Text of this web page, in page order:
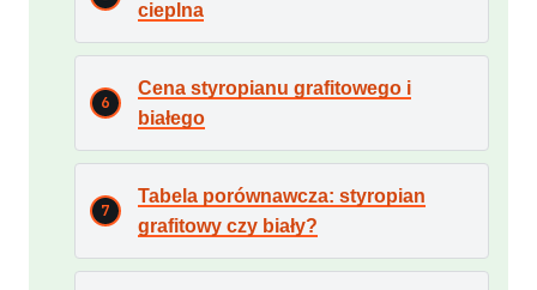
cieplna
Cena styropianu grafitowego i
białego
Tabela porównawcza: styropian
grafitowy czy biały?